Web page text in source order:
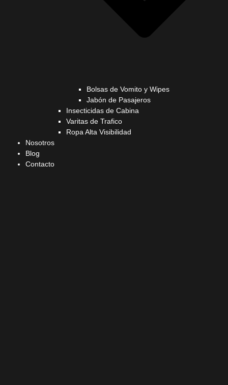
Bolsas de Vomito y Wipes
Jabón de Pasajeros
Insecticidas de Cabina
Varitas de Trafico
Ropa Alta Visibilidad
Nosotros
Blog
Contacto